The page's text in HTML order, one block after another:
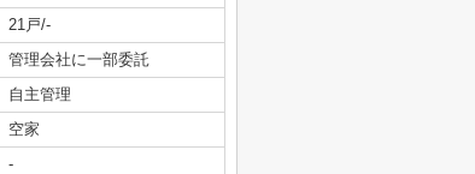
21戸/-
管理会社に一部委託
自主管理
空家
-